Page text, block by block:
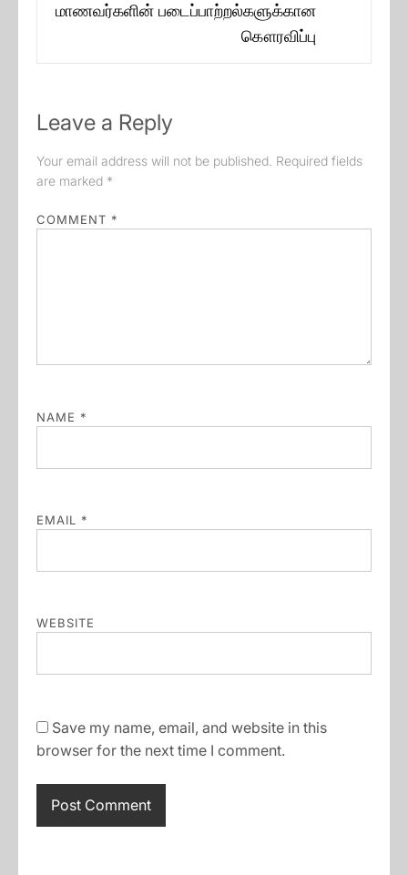
மாணவர்களின் படைப்பாற்றல்களுக்கான
கௌரவிப்பு
Leave a Reply
Your email address will not be published. Required fields
are marked *
COMMENT *
NAME *
EMAIL *
WEBSITE
Save my name, email, and website in this
browser for the next time I comment.